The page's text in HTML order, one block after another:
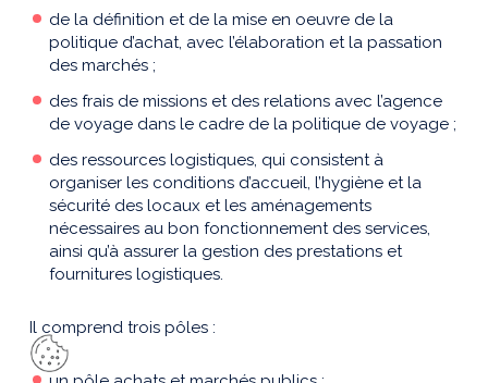
de la définition et de la mise en oeuvre de la
politique d’achat, avec l’élaboration et la passation
des marchés ;
des frais de missions et des relations avec l’agence
de voyage dans le cadre de la politique de voyage ;
des ressources logistiques, qui consistent à
organiser les conditions d’accueil, l’hygiène et la
sécurité des locaux et les aménagements
nécessaires au bon fonctionnement des services,
ainsi qu’à assurer la gestion des prestations et
fournitures logistiques.
Il comprend trois pôles :